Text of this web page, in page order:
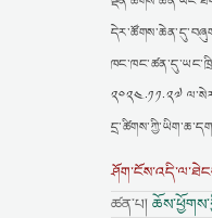
༢༠༢༤.༡༡.༢༧
ཚན་པ།